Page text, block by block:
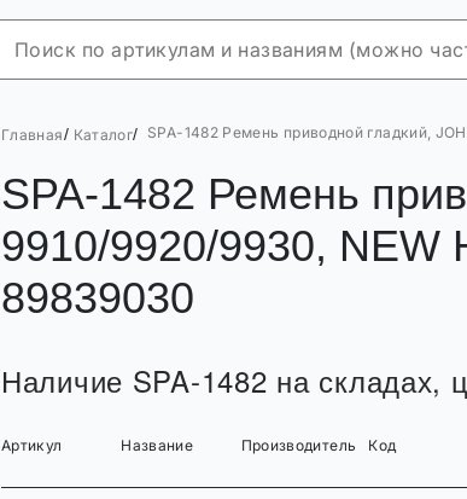
Главная/ Каталог/ SPA-1482 Ремень приводной гладкий,
SPA-1482 Ремень
9910/9920/9930, NEW
89839030
Наличие SPA-1482 на складах,
Артикул Название Производитель Код